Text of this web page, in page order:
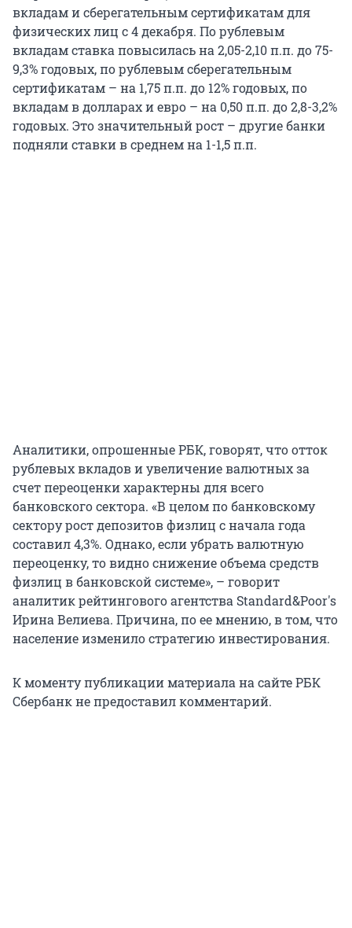
вкладам и сберегательным сертификатам для
физических лиц с 4 декабря. По рублевым
вкладам ставка повысилась на 2,05-2,10 п.п. до 75-
9,3% годовых, по рублевым сберегательным
сертификатам – на 1,75 п.п. до 12% годовых, по
вкладам в долларах и евро – на 0,50 п.п. до 2,8-3,2%
годовых. Это значительный рост – другие банки
подняли ставки в среднем на 1-1,5 п.п.
Аналитики, опрошенные РБК, говорят, что отток
рублевых вкладов и увеличение валютных за
счет переоценки характерны для всего
банковского сектора. «В целом по банковскому
сектору рост депозитов физлиц с начала года
составил 4,3%. Однако, если убрать валютную
переоценку, то видно снижение объема средств
физлиц в банковской системе», – говорит
аналитик рейтингового агентства Standard&Poor's
Ирина Велиева. Причина, по ее мнению, в том, что
население изменило стратегию инвестирования.
К моменту публикации материала на сайте РБК
Сбербанк не предоставил комментарий.